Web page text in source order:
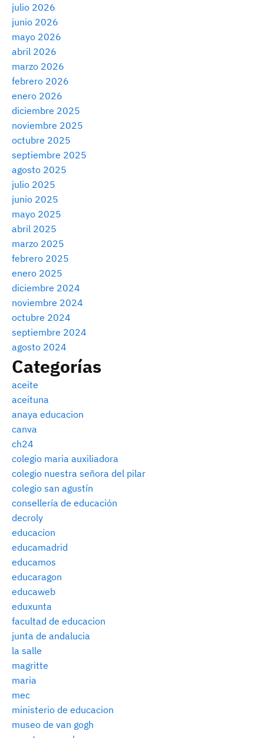
julio 2026
junio 2026
mayo 2026
abril 2026
marzo 2026
febrero 2026
enero 2026
diciembre 2025
noviembre 2025
octubre 2025
septiembre 2025
agosto 2025
julio 2025
junio 2025
mayo 2025
abril 2025
marzo 2025
febrero 2025
enero 2025
diciembre 2024
noviembre 2024
octubre 2024
septiembre 2024
agosto 2024
Categorías
aceite
aceituna
anaya educacion
canva
ch24
colegio maria auxiliadora
colegio nuestra señora del pilar
colegio san agustín
consellería de educación
decroly
educacion
educamadrid
educamos
educaragon
educaweb
eduxunta
facultad de educacion
junta de andalucia
la salle
magritte
maria
mec
ministerio de educacion
museo de van gogh